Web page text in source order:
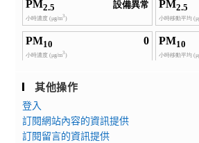
其他操作
登入
訂閱網站內容的資訊提供
訂閱留言的資訊提供